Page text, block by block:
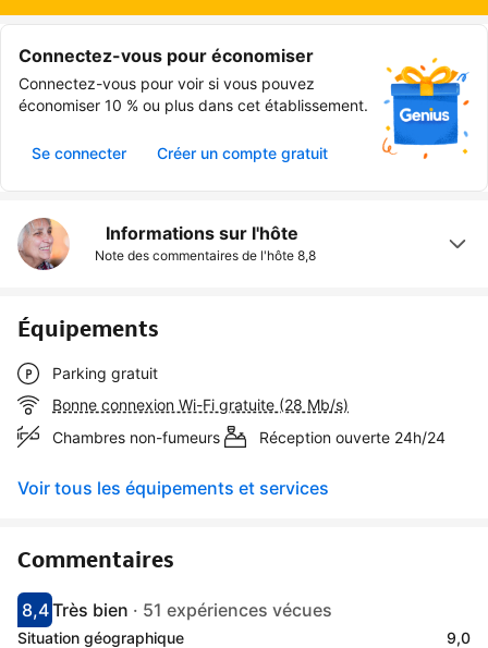
Connectez-vous pour économiser
Connectez-vous pour voir si vous pouvez
économiser 10 % ou plus dans cet établissement.
Se connecter Créer un compte gratuit
Informations sur l'hôte
Note des commentaires de l'hôte 8,8
Équipements
Parking gratuit
Bonne connexion Wi-Fi gratuite (28 Mb/s)
Chambres non-fumeurs
Réception ouverte 24h/24
Voir tous les équipements et services
Commentaires
Avec une note de 8.4
8,4
très bienTrès bien · 51 expériences vécues
Situation géographique
9,0